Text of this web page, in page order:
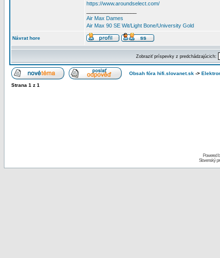
https://www.aroundselect.com/
Air Max Dames
Air Max 90 SE Wit/Light Bone/University Gold
Návrat hore
Zobraziť príspevky z predchádzajúcich:
Obsah fóra hifi.slovanet.sk ->
Strana 1 z 1
Powered
Slovenský